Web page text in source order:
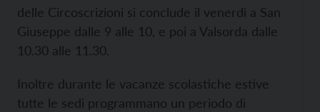
delle Circoscrizioni si conclude il venerdì a San
Giuseppe dalle 9 alle 10, e poi a Valsorda dalle
10.30 alle 11.30.
Inoltre durante le vacanze scolastiche estive
tutte le sedi programmano un periodo di